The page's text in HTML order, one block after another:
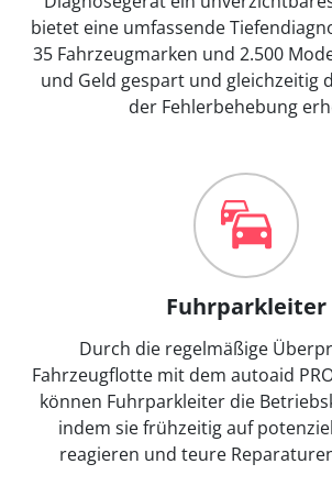
bietet eine umfassende
35 Fahrzeugmarken und 2.500
und Geld gespart und gleichzeitig
der Fehlerbehebung
Fuhrparkleiter
Durch die regelmäßige
Fahrzeugflotte mit dem autoaid
können Fuhrparkleiter die
indem sie frühzeitig auf
reagieren und teure